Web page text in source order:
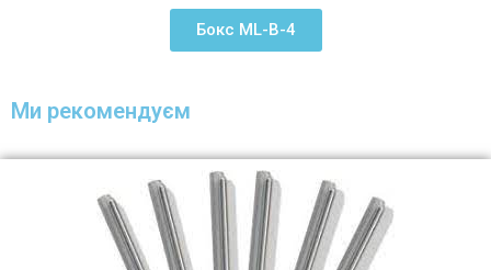
Бокс ML-B-4
Ми рекомендуєм